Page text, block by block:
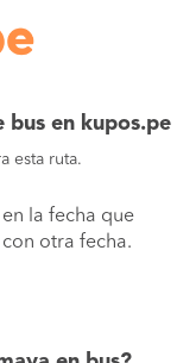
bus en kupos.pe
esta ruta.
la fecha que
otra fecha.